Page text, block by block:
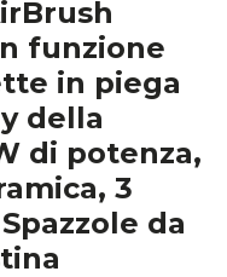
funzione
in piega
della
di potenza,
3
da